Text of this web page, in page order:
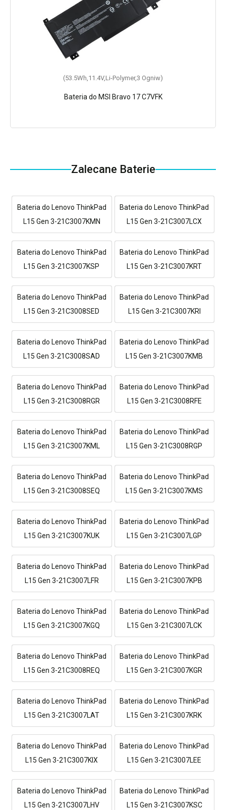
(53.5Wh,11.4V,Li-Polymer,3 Ogniw)
Bateria do MSI Bravo 17 C7VFK
Zalecane Baterie
Bateria do Lenovo ThinkPad
L15 Gen 3-21C3007KMN
Bateria do Lenovo ThinkPad
L15 Gen 3-21C3007LCX
Bateria do Lenovo ThinkPad
L15 Gen 3-21C3007KSP
Bateria do Lenovo ThinkPad
L15 Gen 3-21C3007KRT
Bateria do Lenovo ThinkPad
L15 Gen 3-21C3008SED
Bateria do Lenovo ThinkPad
L15 Gen 3-21C3007KRI
Bateria do Lenovo ThinkPad
L15 Gen 3-21C3008SAD
Bateria do Lenovo ThinkPad
L15 Gen 3-21C3007KMB
Bateria do Lenovo ThinkPad
L15 Gen 3-21C3008RGR
Bateria do Lenovo ThinkPad
L15 Gen 3-21C3008RFE
Bateria do Lenovo ThinkPad
L15 Gen 3-21C3007KML
Bateria do Lenovo ThinkPad
L15 Gen 3-21C3008RGP
Bateria do Lenovo ThinkPad
L15 Gen 3-21C3008SEQ
Bateria do Lenovo ThinkPad
L15 Gen 3-21C3007KMS
Bateria do Lenovo ThinkPad
L15 Gen 3-21C3007KUK
Bateria do Lenovo ThinkPad
L15 Gen 3-21C3007LGP
Bateria do Lenovo ThinkPad
L15 Gen 3-21C3007LFR
Bateria do Lenovo ThinkPad
L15 Gen 3-21C3007KPB
Bateria do Lenovo ThinkPad
L15 Gen 3-21C3007KGQ
Bateria do Lenovo ThinkPad
L15 Gen 3-21C3007LCK
Bateria do Lenovo ThinkPad
L15 Gen 3-21C3008REQ
Bateria do Lenovo ThinkPad
L15 Gen 3-21C3007KGR
Bateria do Lenovo ThinkPad
L15 Gen 3-21C3007LAT
Bateria do Lenovo ThinkPad
L15 Gen 3-21C3007KRK
Bateria do Lenovo ThinkPad
L15 Gen 3-21C3007KIX
Bateria do Lenovo ThinkPad
L15 Gen 3-21C3007LEE
Bateria do Lenovo ThinkPad
L15 Gen 3-21C3007LHV
Bateria do Lenovo ThinkPad
L15 Gen 3-21C3007KSC